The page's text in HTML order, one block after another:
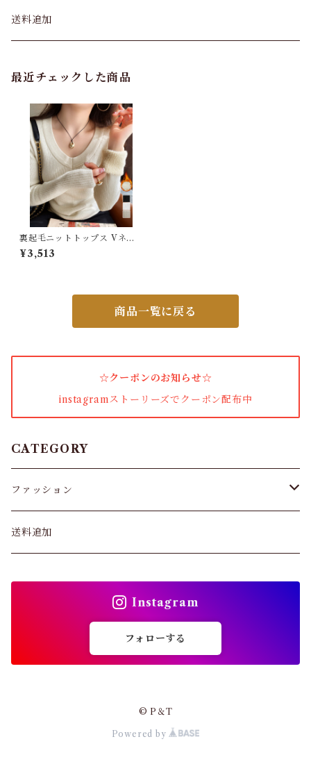
パンツ&スカート
バッグ
カーディガン
パンプス・サンダル
ワンピース・セットアップ
女性下着・靴下
着圧ソックス
ショーツ
ガードル・ウエストニッパー
送料追加
最近チェックした商品
裏起毛ニットトップス Vネッ
クリブニット
¥3,513
商品一覧に戻る
☆クーポンのお知らせ☆
instagramストーリーズでクーポン配布中
CATEGORY
ファッション
パンツ&スカート
送料追加
Instagram
フォローする
© P＆T
Powered by